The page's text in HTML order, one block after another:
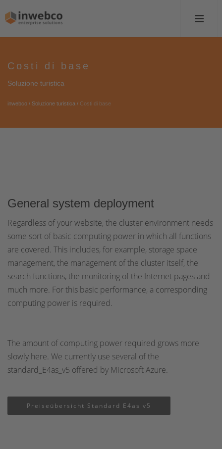
Costi di base
Soluzione turistica
inwebco / Soluzione turistica / Costi di base
General system deployment
Regardless of your website, the cluster environment needs
some sort of basic computing power in which all functions
are covered. This includes, for example, storage space
management, the management of the cluster itself, the
search functions, the monitoring of the Internet pages and
much more. For this basic performance, a corresponding
computing power is required.
The amount of computing power required grows more
slowly here. We currently use several of the
standard_E4as_v5 offered by Microsoft Azure.
Preiseübersicht Standard E4as v5